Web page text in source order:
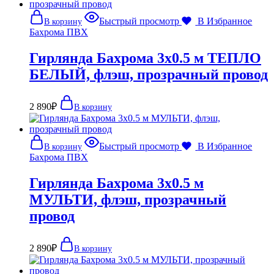
В корзину Быстрый просмотр
В Избранное
Бахрома ПВХ
Гирлянда Бахрома 3х0.5 м ТЕПЛО
БЕЛЫЙ, флэш, прозрачный провод
2 890₽ В корзину
В корзину Быстрый просмотр
В Избранное
Бахрома ПВХ
Гирлянда Бахрома 3х0.5 м
МУЛЬТИ, флэш, прозрачный
провод
2 890₽ В корзину